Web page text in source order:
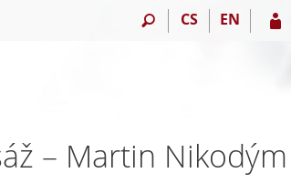
CS EN
– Martin Nikodým